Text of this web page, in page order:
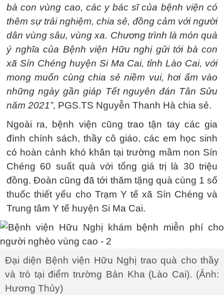
bà con vùng cao, các y bác sĩ của bệnh viện có
thêm sự trải nghiệm, chia sẻ, đồng cảm với người
dân vùng sâu, vùng xa. Chương trình là món quà
ý nghĩa của Bệnh viện Hữu nghị gửi tới bà con
xã Sín Chéng huyện Si Ma Cai, tỉnh Lào Cai, với
mong muốn cùng chia sẻ niềm vui, hơi ấm vào
những ngày gần giáp Tết nguyên đán Tân Sửu
năm 2021”, PGS.TS Nguyễn Thanh Hà chia sẻ.
Ngoài ra, bệnh viện cũng trao tận tay các gia
đình chính sách, thầy cô giáo, các em học sinh
có hoàn cảnh khó khăn tại trường mầm non Sín
Chéng 60 suất quà với tổng giá trị là 30 triệu
đồng. Đoàn cũng đã tới thăm tặng quà cùng 1 số
thuốc thiết yếu cho Trạm Y tế xã Sín Chéng và
Trung tâm Y tế huyện Si Ma Cai.
Đại diện Bệnh viện Hữu Nghị trao quà cho thầy
và trò tại điểm trường Bản Kha (Lào Cai). (Ảnh:
Hương Thủy)